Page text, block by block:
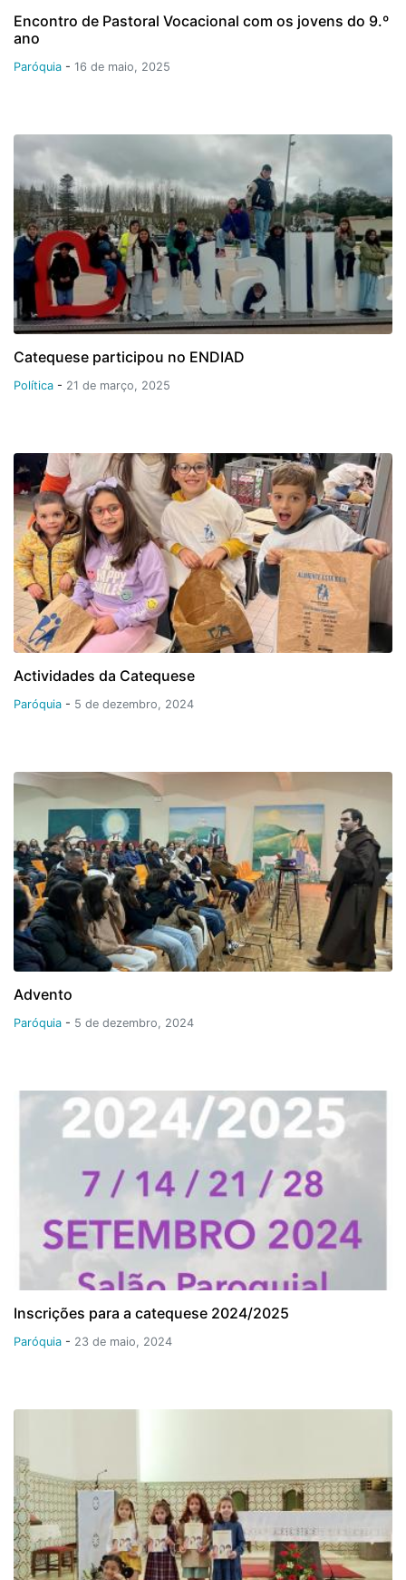
Encontro de Pastoral Vocacional com os jovens do 9.º
ano
Paróquia - 16 de maio, 2025
Catequese participou no ENDIAD
Política - 21 de março, 2025
Actividades da Catequese
Paróquia - 5 de dezembro, 2024
Advento
Paróquia - 5 de dezembro, 2024
Inscrições para a catequese 2024/2025
Paróquia - 23 de maio, 2024